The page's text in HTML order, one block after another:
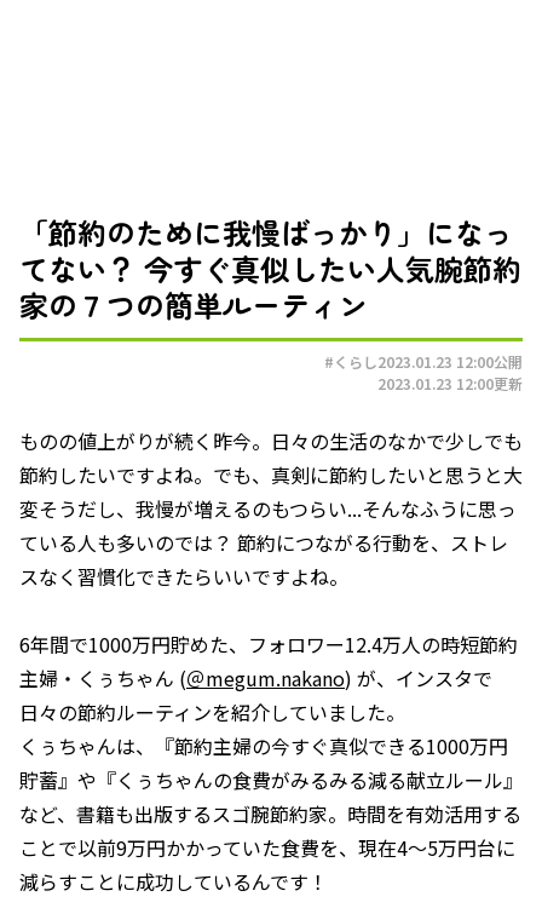
「節約のために我慢ばっかり」になっ
てない？ 今すぐ真似したい人気腕節約
家の７つの簡単ルーティン
#くらし2023.01.23 12:00公開
2023.01.23 12:00更新
ものの値上がりが続く昨今。日々の生活のなかで少しでも
節約したいですよね。でも、真剣に節約したいと思うと大
変そうだし、我慢が増えるのもつらい...そんなふうに思っ
ている人も多いのでは？ 節約につながる行動を、ストレ
スなく習慣化できたらいいですよね。
6年間で1000万円貯めた、フォロワー12.4万人の時短節約
主婦・くぅちゃん (＠megum.nakano) が、インスタで
日々の節約ルーティンを紹介していました。
くぅちゃんは、『節約主婦の今すぐ真似できる1000万円
貯蓄』や『くぅちゃんの食費がみるみる減る献立ルール』
など、書籍も出版するスゴ腕節約家。時間を有効活用する
ことで以前9万円かかっていた食費を、現在4～5万円台に
減らすことに成功しているんです！